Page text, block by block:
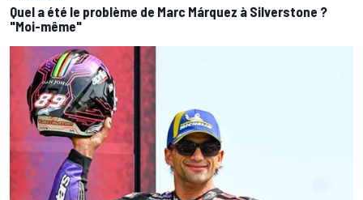
Quel a été le problème de Marc Márquez à Silverstone ?
"Moi-même"